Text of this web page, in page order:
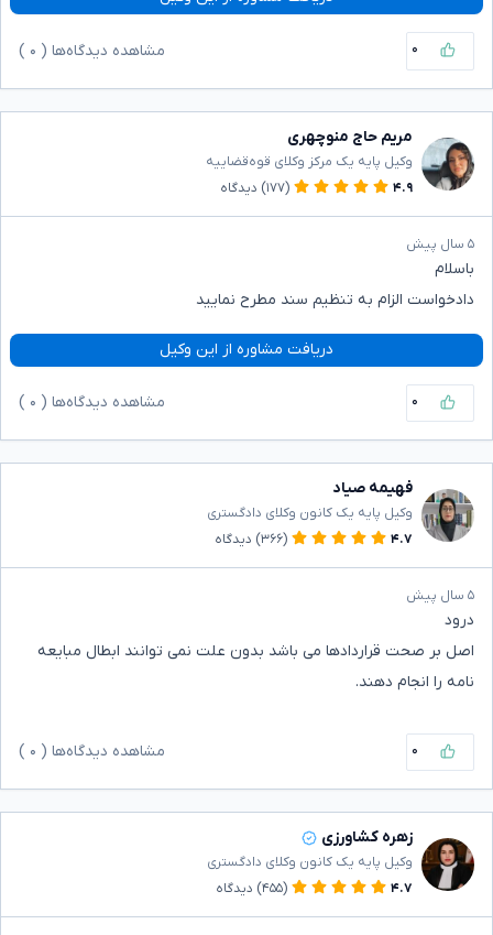
۰ مشاهده دیدگاه‌ها ( ۰
مریم حاج منوچهری
وکیل پایه یک مرکز وکلای قوه‌قضاییه
۴.۹
(۱۷۷) دیدگاه
۵ سال پیش
باسلام
دادخواست الزام به تنظیم سند مطرح نمایید
دریافت مشاوره از این وکیل
۰ مشاهده دیدگاه‌ها ( ۰
فهیمه صیاد
وکیل پایه یک کانون وکلای دادگستری
۴.۷
(۳۶۶) دیدگاه
۵ سال پیش
درود
اصل بر صحت قراردادها می باشد بدون علت نمی توانند ابطال مبایعه
نامه را انجام دهند.
۰ مشاهده دیدگاه‌ها ( ۰
زهره کشاورزی
وکیل پایه یک کانون وکلای دادگستری
۴.۷
(۴۵۵) دیدگاه